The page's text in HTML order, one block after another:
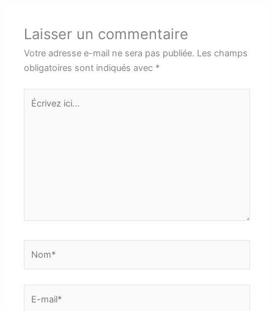
Laisser un commentaire
Votre adresse e-mail ne sera pas publiée. Les champs
obligatoires sont indiqués avec *
Écrivez
ici…
mail*